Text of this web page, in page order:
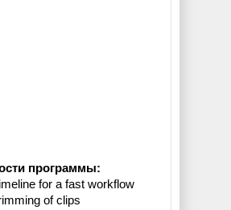
программы:
for a fast workflow
of clips